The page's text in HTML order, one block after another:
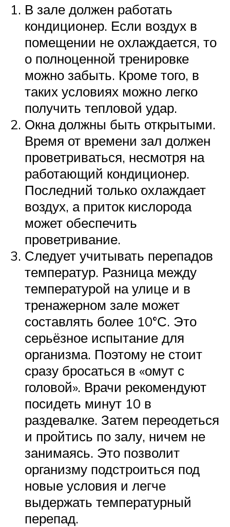
В зале должен работать
кондиционер. Если воздух в
помещении не охлаждается, то
о полноценной тренировке
можно забыть. Кроме того, в
таких условиях можно легко
получить тепловой удар.
Окна должны быть открытыми.
Время от времени зал должен
проветриваться, несмотря на
работающий кондиционер.
Последний только охлаждает
воздух, а приток кислорода
может обеспечить
проветривание.
Следует учитывать перепадов
температур. Разница между
температурой на улице и в
тренажерном зале может
составлять более 10°С. Это
серьёзное испытание для
организма. Поэтому не стоит
сразу бросаться в «омут с
головой». Врачи рекомендуют
посидеть минут 10 в
раздевалке. Затем переодеться
и пройтись по залу, ничем не
занимаясь. Это позволит
организму подстроиться под
новые условия и легче
выдержать температурный
перепад.